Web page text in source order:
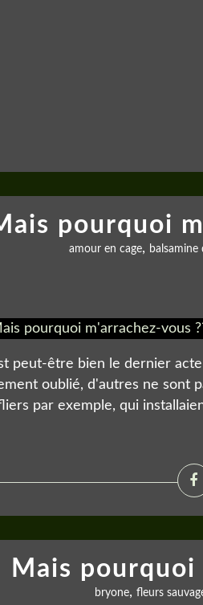
pourquoi
amour en cage, balsamine
peut-être bien le dernier
oublié, d'autres ne sont
par exemple, qui
Mais
bryone, fleurs